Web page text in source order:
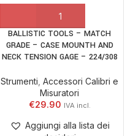
BALLISTIC TOOLS – MATCH
GRADE – CASE MOUNTH AND
NECK TENSION GAGE – 224/308
Strumenti ,Accessori Calibri e
Misuratori
€29.90
Aggiungi alla lista dei